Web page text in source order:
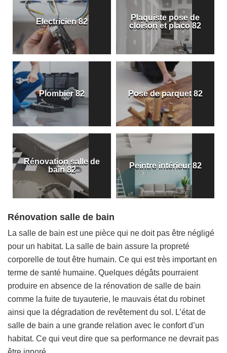
Electricien 82
Plaquiste pose de
cloison et placo 82
Plombier 82 Pose de parquet 82
Rénovation salle de
bain 82
Peintre intérieur 82
Rénovation salle de bain
La salle de bain est une pièce qui ne doit pas être négligé
pour un habitat. La salle de bain assure la propreté
corporelle de tout être humain. Ce qui est très important en
terme de santé humaine. Quelques dégâts pourraient
produire en absence de la rénovation de salle de bain
comme la fuite de tuyauterie, le mauvais état du robinet
ainsi que la dégradation de revêtement du sol. L’état de
salle de bain a une grande relation avec le confort d’un
habitat. Ce qui veut dire que sa performance ne devrait pas